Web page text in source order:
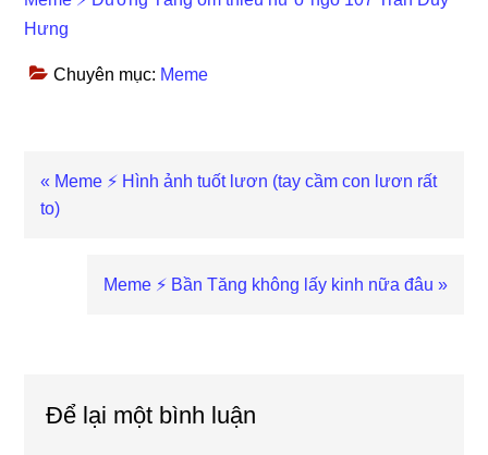
Hưng
Chuyên mục: Meme
Previous
Post:
« Meme ⚡ Hình ảnh tuốt lươn (tay cầm con lươn rất
to)
Next
Meme ⚡ Bần Tăng không lấy kinh nữa đâu »
Để lại một bình luận